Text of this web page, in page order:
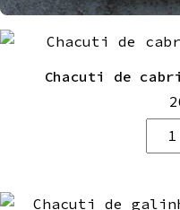
Chacuti de
de
de